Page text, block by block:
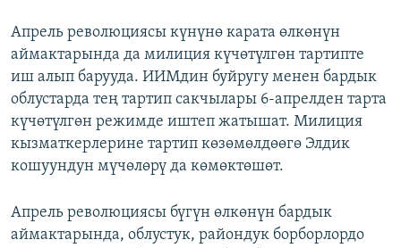
Апрель революциясы күнүнө карата өлкөнүн
аймактарында да милиция күчөтүлгөн тартипте
иш алып барууда. ИИМдин буйругу менен бардык
облустарда тең тартип сакчылары 6-апрелден тарта
күчөтүлгөн режимде иштеп жатышат. Милиция
кызматкерлерине тартип көзөмөлдөөгө Элдик
кошуундун мүчөлөрү да көмөктөшөт.
Апрель революциясы бүгүн өлкөнүн бардык
аймактарында, облустук, райондук борборлордо